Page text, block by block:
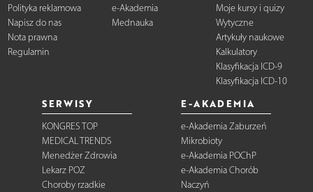
Polityka reklamowa
Napisz do nas
Nota prawna
Regulamin
e-Akademia
Mednauka
Moje kursy i quizy
Wytyczne
Artykuły naukowe
Kalkulatory
Klasyfikacja ICD-9
Klasyfikacja ICD-10
SERWISY
KONGRES TOP
MEDICAL TRENDS
Menedżer Zdrowia
Lekarz POZ
Choroby rzadkie
E-AKADEMIA
e-Akademia Zaburzeń
Mikrobioty
e-Akademia POChP
e-Akademia Chorób
Naczyń